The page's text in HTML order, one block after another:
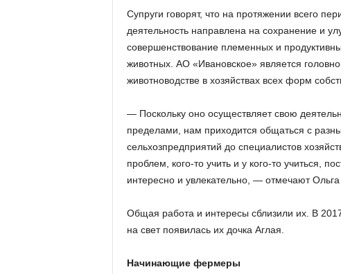
Супруги говорят, что на протяжении всего
деятельность направлена на сохранение и
совершенствование племенных и
животных. АО «Ивановское» является
животноводстве в хозяйствах всех форм
— Поскольку оно осуществляет свою
пределами, нам приходится общаться с
сельхозпредприятий до специалистов
проблем, кого-то учить и у кого-то учиться,
интересно и увлекательно, — отмечают
Общая работа и интересы сблизили их. В
на свет появилась их дочка Аглая.
Начинающие фермеры